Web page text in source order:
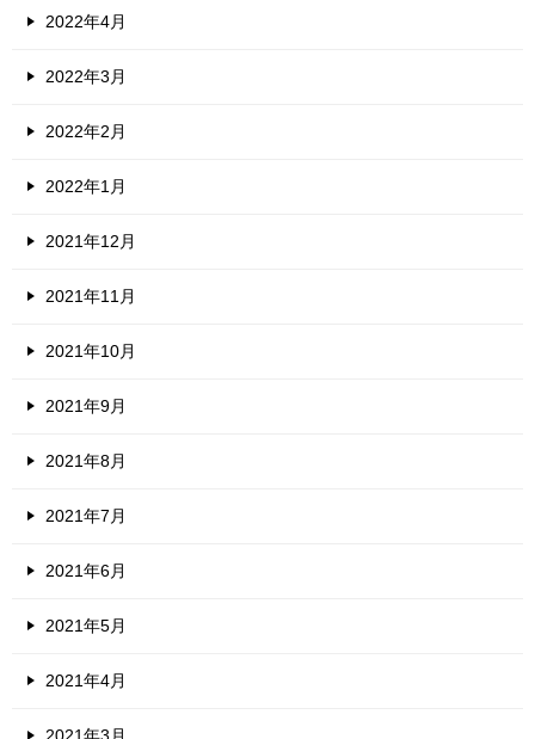
2022年4月
2022年3月
2022年2月
2022年1月
2021年12月
2021年11月
2021年10月
2021年9月
2021年8月
2021年7月
2021年6月
2021年5月
2021年4月